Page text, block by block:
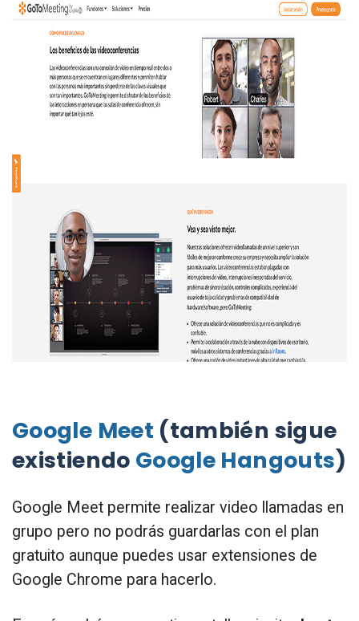
Google Meet (también sigue
existiendo Google Hangouts)
Google Meet permite realizar video llamadas en
grupo pero no podrás guardarlas con el plan
gratuito aunque puedes usar extensiones de
Google Chrome para hacerlo.